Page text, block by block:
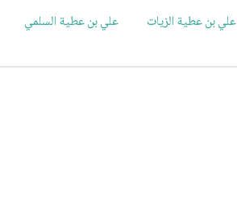
علي بن عطية الزيات علي بن عطية السلمي